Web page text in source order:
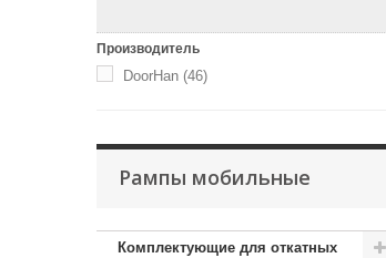
Производитель
DoorHan (46)
Рампы мобильные
Комплектующие для откатных